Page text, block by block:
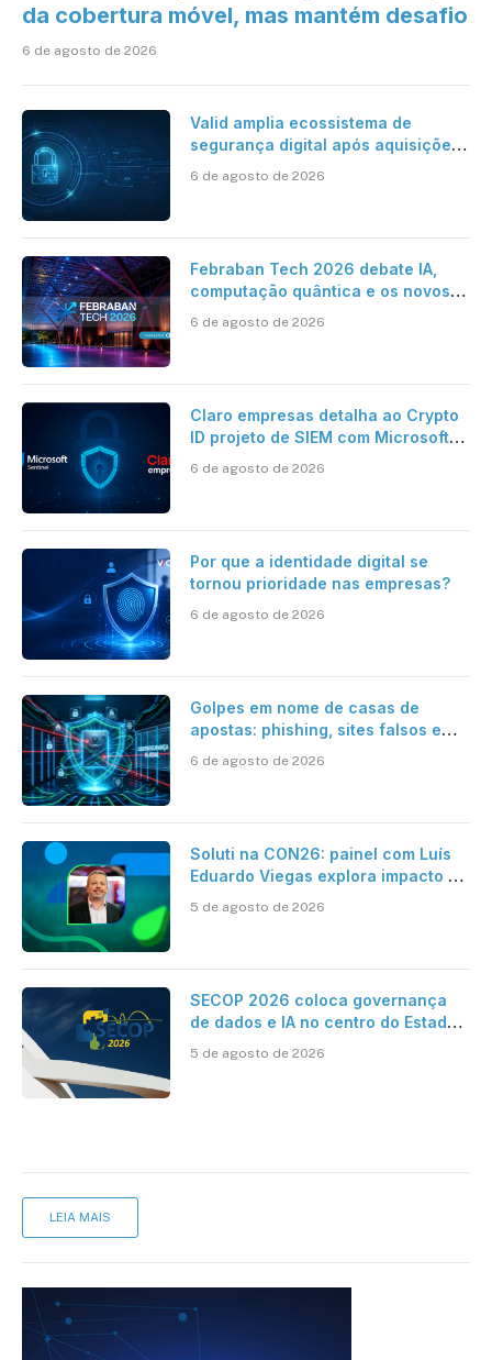
da cobertura móvel, mas mantém desafio
6 de agosto de 2026
Valid amplia ecossistema de
segurança digital após aquisições
6 de agosto de 2026
Febraban Tech 2026 debate IA,
computação quântica e os novos
6 de agosto de 2026
Claro empresas detalha ao Crypto
ID projeto de SIEM com Microsoft
automatizada
6 de agosto de 2026
Por que a identidade digital se
tornou prioridade nas empresas?
6 de agosto de 2026
Golpes em nome de casas de
apostas: phishing, sites falsos e
6 de agosto de 2026
Soluti na CON26: painel com Luís
Eduardo Viegas explora impacto de
Contabilidade
5 de agosto de 2026
SECOP 2026 coloca governança
de dados e IA no centro do Estado
5 de agosto de 2026
LEIA MAIS